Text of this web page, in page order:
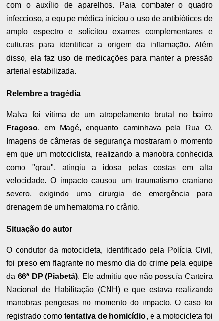
com o auxílio de aparelhos. Para combater o quadro
infeccioso, a equipe médica iniciou o uso de antibióticos de
amplo espectro e solicitou exames complementares e
culturas para identificar a origem da inflamação. Além
disso, ela faz uso de medicações para manter a pressão
arterial estabilizada.
Relembre a tragédia
Malva foi vítima de um atropelamento brutal no bairro
Fragoso, em Magé, enquanto caminhava pela Rua O.
Imagens de câmeras de segurança mostraram o momento
em que um motociclista, realizando a manobra conhecida
como "grau", atingiu a idosa pelas costas em alta
velocidade. O impacto causou um traumatismo craniano
severo, exigindo uma cirurgia de emergência para
drenagem de um hematoma no crânio.
Situação do autor
O condutor da motocicleta, identificado pela Polícia Civil,
foi preso em flagrante no mesmo dia do crime pela equipe
da66ª DP (Piabetá). Ele admitiu que não possuía Carteira
Nacional de Habilitação (CNH) e que estava realizando
manobras perigosas no momento do impacto. O caso foi
registrado comotentativa de homicídio, e a motocicleta foi